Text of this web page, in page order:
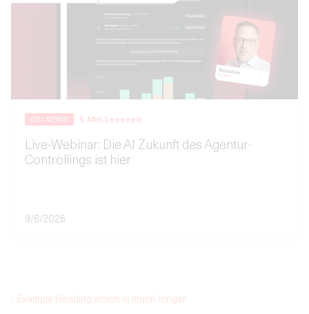
OS/ NEWS 5 Min. Lesezeit
Live-Webinar: Die AI Zukunft des Agentur-
Controllings ist hier
9/6/2026
Example Heading which is much longer